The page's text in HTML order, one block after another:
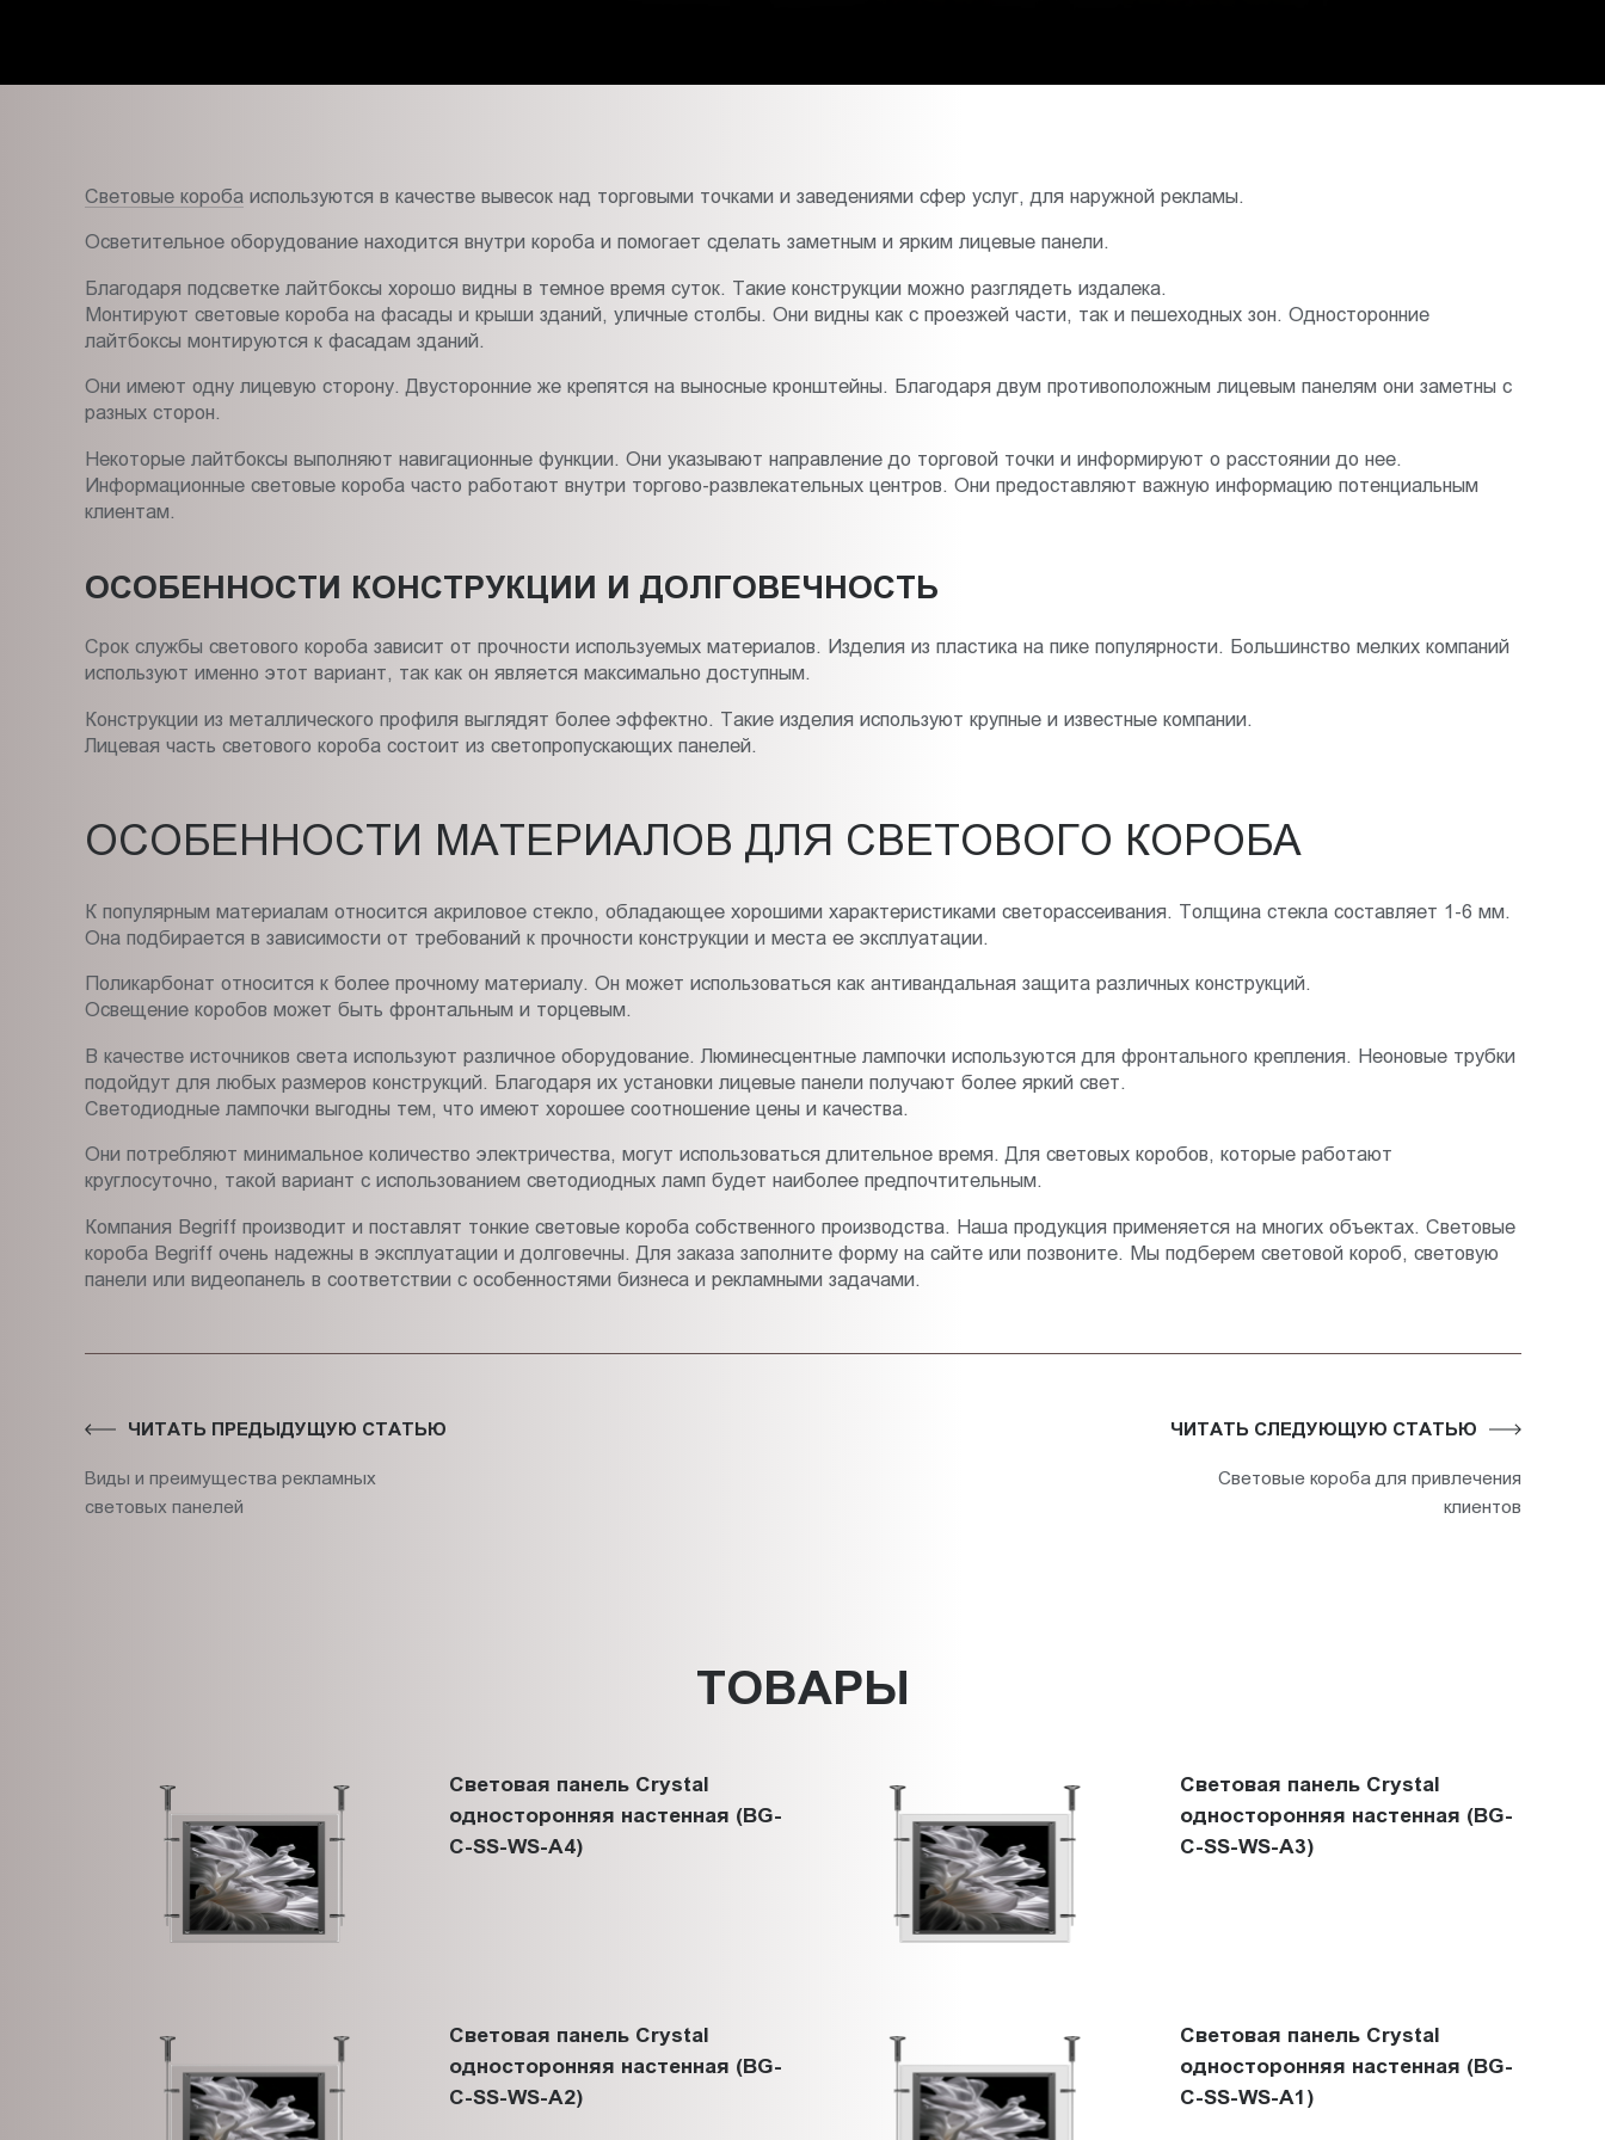
Световые короба используются в качестве вывесок над торговыми точками и заведениями сфер услуг, для наружной рекламы.
Осветительное оборудование находится внутри короба и помогает сделать заметным и ярким лицевые панели.
Благодаря подсветке лайтбоксы хорошо видны в темное время суток. Такие конструкции можно разглядеть издалека.
Монтируют световые короба на фасады и крыши зданий, уличные столбы. Они видны как с проезжей части, так и пешеходных зон. Односторонние
лайтбоксы монтируются к фасадам зданий.
Они имеют одну лицевую сторону. Двусторонние же крепятся на выносные кронштейны. Благодаря двум противоположным лицевым панелям они заметны с
разных сторон.
Некоторые лайтбоксы выполняют навигационные функции. Они указывают направление до торговой точки и информируют о расстоянии до нее.
Информационные световые короба часто работают внутри торгово-развлекательных центров. Они предоставляют важную информацию потенциальным
клиентам.
ОСОБЕННОСТИ КОНСТРУКЦИИ И ДОЛГОВЕЧНОСТЬ
Срок службы светового короба зависит от прочности используемых материалов. Изделия из пластика на пике популярности. Большинство мелких компаний
используют именно этот вариант, так как он является максимально доступным.
Конструкции из металлического профиля выглядят более эффектно. Такие изделия используют крупные и известные компании.
Лицевая часть светового короба состоит из светопропускающих панелей.
ОСОБЕННОСТИ МАТЕРИАЛОВ ДЛЯ СВЕТОВОГО КОРОБА
К популярным материалам относится акриловое стекло, обладающее хорошими характеристиками светорассеивания. Толщина стекла составляет 1-6 мм.
Она подбирается в зависимости от требований к прочности конструкции и места ее эксплуатации.
Поликарбонат относится к более прочному материалу. Он может использоваться как антивандальная защита различных конструкций.
Освещение коробов может быть фронтальным и торцевым.
В качестве источников света используют различное оборудование. Люминесцентные лампочки используются для фронтального крепления. Неоновые трубки
подойдут для любых размеров конструкций. Благодаря их установки лицевые панели получают более яркий свет.
Светодиодные лампочки выгодны тем, что имеют хорошее соотношение цены и качества.
Они потребляют минимальное количество электричества, могут использоваться длительное время. Для световых коробов, которые работают
круглосуточно, такой вариант с использованием светодиодных ламп будет наиболее предпочтительным.
Компания Begriff производит и поставлят тонкие световые короба собственного производства. Наша продукция применяется на многих объектах. Световые
короба Begriff очень надежны в эксплуатации и долговечны. Для заказа заполните форму на сайте или позвоните. Мы подберем световой короб, световую
панели или видеопанель в соответствии с особенностями бизнеса и рекламными задачами.
ЧИТАТЬ ПРЕДЫДУЩУЮ СТАТЬЮ
Виды и преимущества рекламных
световых панелей
ЧИТАТЬ СЛЕДУЮЩУЮ СТАТЬЮ
Световые короба для привлечения
клиентов
ТОВАРЫ
Световая панель Crystal
односторонняя настенная (BG-
C-SS-WS-A4)
Световая панель Crystal
односторонняя настенная (BG-
C-SS-WS-A3)
Световая панель Crystal
односторонняя настенная (BG-
C-SS-WS-A2)
Световая панель Crystal
односторонняя настенная (BG-
C-SS-WS-A1)